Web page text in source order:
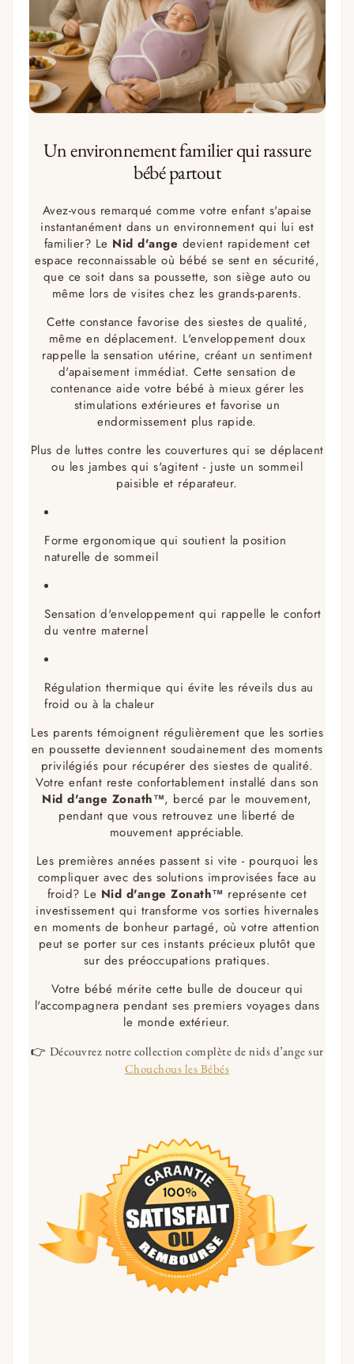
Un environnement familier qui rassure
bébé partout
Avez-vous remarqué comme votre enfant s'apaise
instantanément dans un environnement qui lui est
familier? Le Nid d'ange devient rapidement cet
espace reconnaissable où bébé se sent en sécurité,
que ce soit dans sa poussette, son siège auto ou
même lors de visites chez les grands-parents.
Cette constance favorise des siestes de qualité,
même en déplacement. L'enveloppement doux
rappelle la sensation utérine, créant un sentiment
d'apaisement immédiat. Cette sensation de
contenance aide votre bébé à mieux gérer les
stimulations extérieures et favorise un
endormissement plus rapide.
Plus de luttes contre les couvertures qui se déplacent
ou les jambes qui s'agitent - juste un sommeil
paisible et réparateur.
Forme ergonomique qui soutient la position
naturelle de sommeil
Sensation d'enveloppement qui rappelle le confort
du ventre maternel
Régulation thermique qui évite les réveils dus au
froid ou à la chaleur
Les parents témoignent régulièrement que les sorties
en poussette deviennent soudainement des moments
privilégiés pour récupérer des siestes de qualité.
Votre enfant reste confortablement installé dans son
Nid d'ange Zonath™, bercé par le mouvement,
pendant que vous retrouvez une liberté de
mouvement appréciable.
Les premières années passent si vite - pourquoi les
compliquer avec des solutions improvisées face au
froid? Le Nid d'ange Zonath™ représente cet
investissement qui transforme vos sorties hivernales
en moments de bonheur partagé, où votre attention
peut se porter sur ces instants précieux plutôt que
sur des préoccupations pratiques.
Votre bébé mérite cette bulle de douceur qui
l'accompagnera pendant ses premiers voyages dans
le monde extérieur.
👉 Découvrez notre collection complète de nids d’ange sur
Chouchous les Bébés